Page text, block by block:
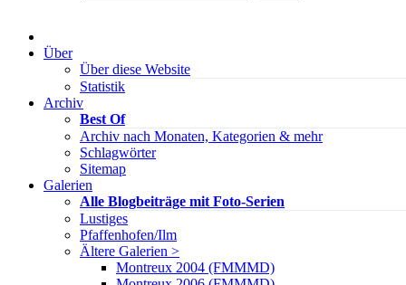
Über
Über diese Website
Statistik
Archiv
Best Of
Archiv nach Monaten, Kategorien & mehr
Schlagwörter
Sitemap
Galerien
Alle Blogbeiträge mit Foto-Serien
Lustiges
Pfaffenhofen/Ilm
Ältere Galerien >
Montreux 2004 (FMMMD)